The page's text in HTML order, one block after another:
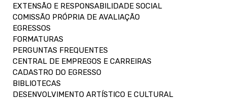
EXTENSÃO E RESPONSABILIDADE SOCIAL
COMISSÃO PRÓPRIA DE AVALIAÇÃO
EGRESSOS
FORMATURAS
PERGUNTAS FREQUENTES
CENTRAL DE EMPREGOS E CARREIRAS
CADASTRO DO EGRESSO
BIBLIOTECAS
DESENVOLVIMENTO ARTÍSTICO E CULTURAL